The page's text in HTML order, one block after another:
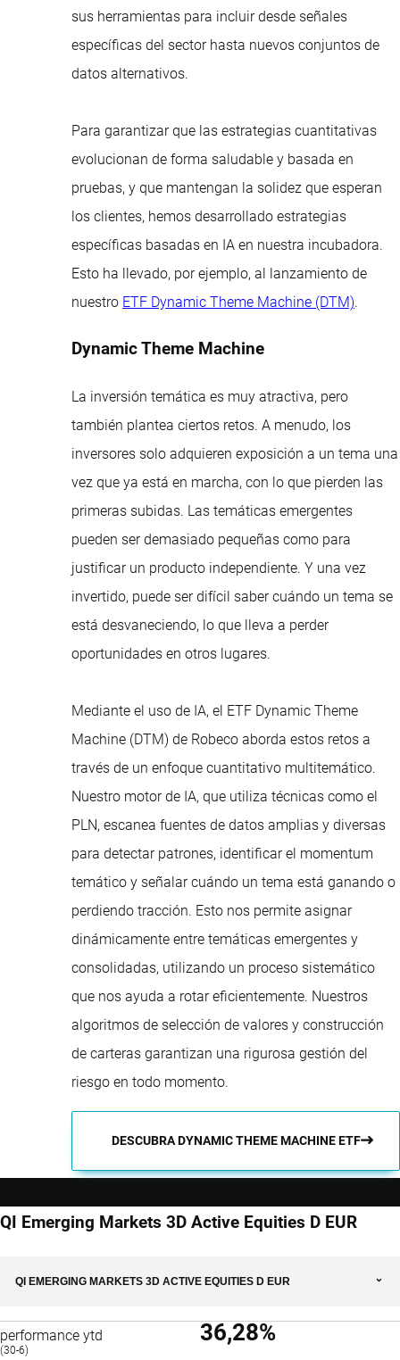
sus herramientas para incluir desde señales
específicas del sector hasta nuevos conjuntos de
datos alternativos.
Para garantizar que las estrategias cuantitativas
evolucionan de forma saludable y basada en
pruebas, y que mantengan la solidez que esperan
los clientes, hemos desarrollado estrategias
específicas basadas en IA en nuestra incubadora.
Esto ha llevado, por ejemplo, al lanzamiento de
nuestro ETF Dynamic Theme Machine (DTM).
Dynamic Theme Machine
La inversión temática es muy atractiva, pero
también plantea ciertos retos. A menudo, los
inversores solo adquieren exposición a un tema una
vez que ya está en marcha, con lo que pierden las
primeras subidas. Las temáticas emergentes
pueden ser demasiado pequeñas como para
justificar un producto independiente. Y una vez
invertido, puede ser difícil saber cuándo un tema se
está desvaneciendo, lo que lleva a perder
oportunidades en otros lugares.
Mediante el uso de IA, el ETF Dynamic Theme
Machine (DTM) de Robeco aborda estos retos a
través de un enfoque cuantitativo multitemático.
Nuestro motor de IA, que utiliza técnicas como el
PLN, escanea fuentes de datos amplias y diversas
para detectar patrones, identificar el momentum
temático y señalar cuándo un tema está ganando o
perdiendo tracción. Esto nos permite asignar
dinámicamente entre temáticas emergentes y
consolidadas, utilizando un proceso sistemático
que nos ayuda a rotar eficientemente. Nuestros
algoritmos de selección de valores y construcción
de carteras garantizan una rigurosa gestión del
riesgo en todo momento.
DESCUBRA DYNAMIC THEME MACHINE ETF
QI Emerging Markets 3D Active Equities D EUR
QI EMERGING MARKETS 3D ACTIVE EQUITIES D EUR
performance ytd
(30-6)
36,28%